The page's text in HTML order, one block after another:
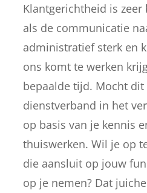
Klantgerichtheid is
als de communicatie
administratief sterk en
ons komt te werken
bepaalde tijd. Mocht
dienstverband in het
op basis van je kennis
thuiswerken. Wil je op
die aansluit op jouw
op je nemen? Dat